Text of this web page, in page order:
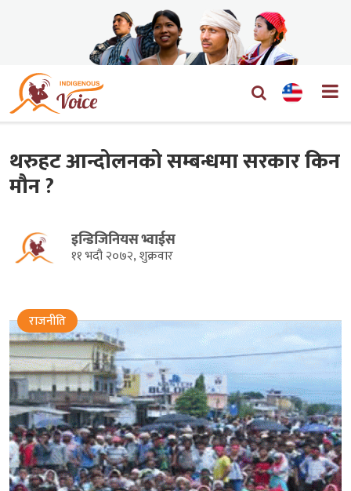
थरुहट आन्दोलनको सम्बन्धमा सरकार किन
मौन ?
इन्डिजिनियस भ्वाईस
११ भदौ २०७२, शुक्रवार
राजनीति